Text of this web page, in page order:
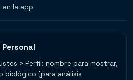
en la app
> Perfil: nombre para mostrar,
biológico (para análisis